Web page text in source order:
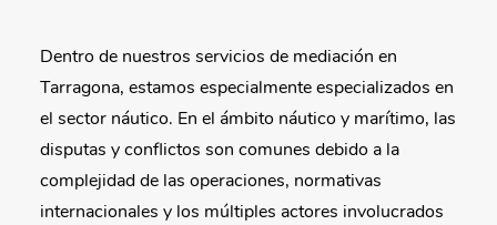
Dentro de nuestros servicios de mediación en
Tarragona, estamos especialmente especializados en
el sector náutico. En el ámbito náutico y marítimo, las
disputas y conflictos son comunes debido a la
complejidad de las operaciones, normativas
internacionales y los múltiples actores involucrados